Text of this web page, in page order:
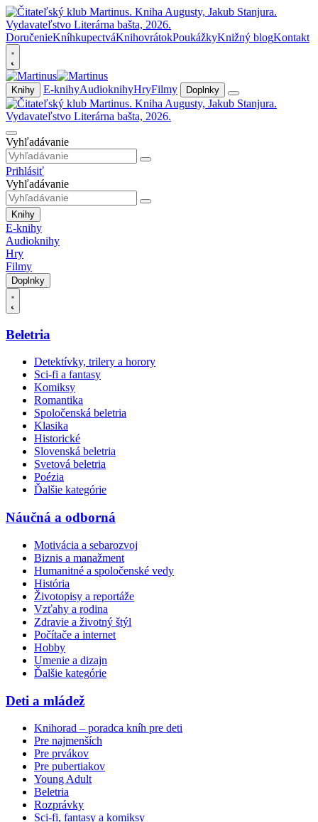
DoručenieKníhkupectváKnihovrátokPoukážkyKnižný blogKontakt
Knihy E-knihyAudioknihyHryFilmy Doplnky
Vyhľadávanie
Prihlásiť
Vyhľadávanie
Knihy
E-knihy
Audioknihy
Hry
Filmy
Doplnky
Beletria
Detektívky, trilery a horory
Sci-fi a fantasy
Komiksy
Romantika
Spoločenská beletria
Klasika
Historické
Slovenská beletria
Svetová beletria
Poézia
Ďalšie kategórie
Náučná a odborná
Motivácia a sebarozvoj
Biznis a manažment
Humanitné a spoločenské vedy
História
Životopisy a reportáže
Vzťahy a rodina
Zdravie a životný štýl
Počítače a internet
Hobby
Umenie a dizajn
Ďalšie kategórie
Deti a mládež
Knihorad – poradca kníh pre deti
Pre najmenších
Pre prvákov
Pre pubertiakov
Young Adult
Beletria
Rozprávky
Sci-fi, fantasy a komiksy